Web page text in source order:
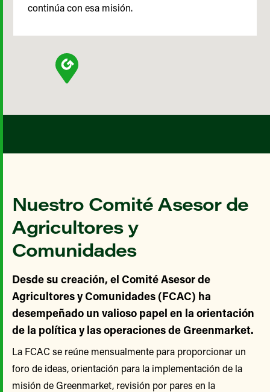
Nuestro Comité Asesor de
Agricultores y
Comunidades
Desde su creación, el Comité Asesor de
Agricultores y Comunidades (FCAC) ha
desempeñado un valioso papel en la orientación
de la política y las operaciones de Greenmarket.
La FCAC se reúne mensualmente para proporcionar un
foro de ideas, orientación para la implementación de la
misión de Greenmarket, revisión por pares en la
continúa con esa misión.